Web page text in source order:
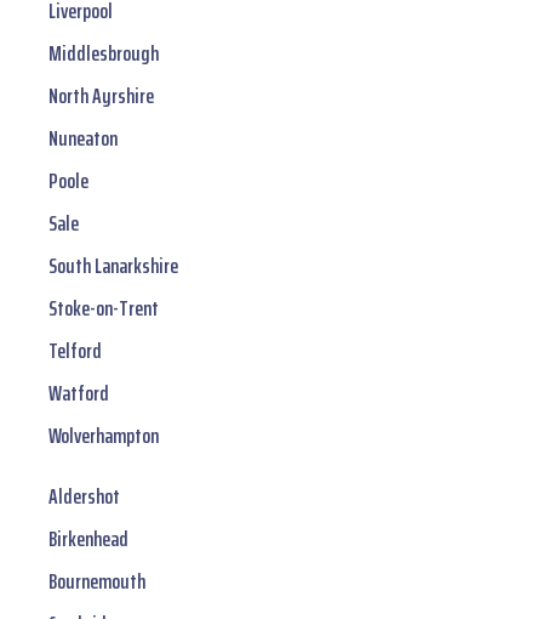
Liverpool
Middlesbrough
North Ayrshire
Nuneaton
Poole
Sale
South Lanarkshire
Stoke-on-Trent
Telford
Watford
Wolverhampton
Aldershot
Birkenhead
Bournemouth